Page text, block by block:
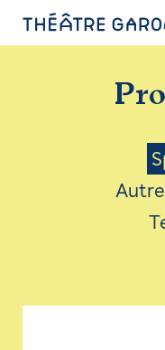
PROGRAMME
INFOS
AVEC LES
LES